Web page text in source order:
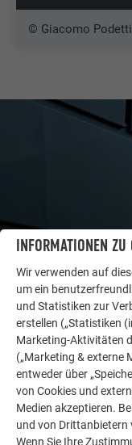
© Giacomo Podetti
LASSEN SIE SICH
WEITERE OBJEKTE
Die PREFA
Aluminium
weitere
PREFA
INFORMATIONEN
Wir verwenden auf
um ein
und Statistiken zur
erstellen („Statistiken
Marketing-Aktivitäten
(„Marketing & externe
entweder über
von Cookies und
Medien akzeptieren.
und von Drittanbietern
Wenn Sie Ihre